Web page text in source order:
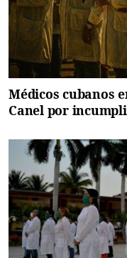
Médicos cubanos
Canel por